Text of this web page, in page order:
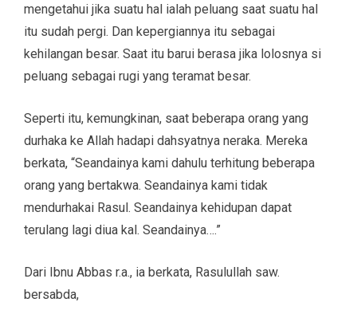
mengetahui jika suatu hal ialah peluang saat suatu hal
itu sudah pergi. Dan kepergiannya itu sebagai
kehilangan besar. Saat itu barui berasa jika lolosnya si
peluang sebagai rugi yang teramat besar.
Seperti itu, kemungkinan, saat beberapa orang yang
durhaka ke Allah hadapi dahsyatnya neraka. Mereka
berkata, “Seandainya kami dahulu terhitung beberapa
orang yang bertakwa. Seandainya kami tidak
mendurhakai Rasul. Seandainya kehidupan dapat
terulang lagi diua kal. Seandainya….”
Dari Ibnu Abbas r.a., ia berkata, Rasulullah saw.
bersabda,